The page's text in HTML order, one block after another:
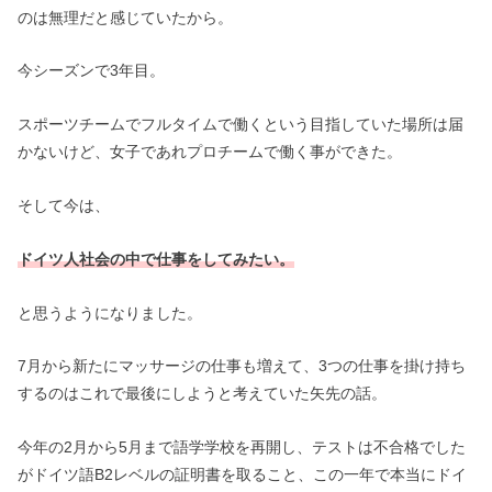
のは無理だと感じていたから。
今シーズンで3年目。
スポーツチームでフルタイムで働くという目指していた場所は届
かないけど、女子であれプロチームで働く事ができた。
そして今は、
ドイツ人社会の中で仕事をしてみたい。
と思うようになりました。
7月から新たにマッサージの仕事も増えて、3つの仕事を掛け持ち
するのはこれで最後にしようと考えていた矢先の話。
今年の2月から5月まで語学学校を再開し、テストは不合格でした
がドイツ語B2レベルの証明書を取ること、この一年で本当にドイ